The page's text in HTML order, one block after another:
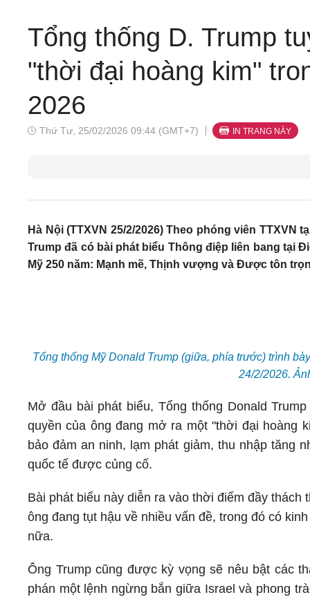
Tổng thống D. Trump
"thời đại hoàng kim"
2026
Thứ Tư, 25/02/2026 09:44 (GMT+7) IN TRANG NÀY
Hà Nội (TTXVN 25/2/2026) Theo phóng viên
Trump đã có bài phát biểu Thông điệp liên bang tại
Mỹ 250 năm: Mạnh mẽ, Thịnh vượng và Được tôn
Tổng thống Mỹ Donald Trump (giữa, phía trước) trình
24/2/2026.
Mở đầu bài phát biểu, Tổng thống Donald
quyền của ông đang mở ra một "thời đại hoàng
bảo đảm an ninh, lạm phát giảm, thu nhập tăng
quốc tế được củng cố.
Bài phát biểu này diễn ra vào thời điểm đầy
ông đang tụt hậu về nhiều vấn đề, trong đó có
nữa.
Ông Trump cũng được kỳ vọng sẽ nêu bật các
phán một lệnh ngừng bắn giữa Israel và phong